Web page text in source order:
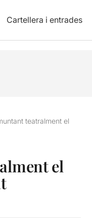
Cartellera i entrades
teatralment el
el